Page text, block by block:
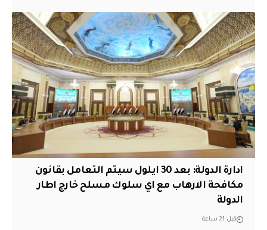
ادارة الدولة: بعد 30 ايلول سيتم التعامل بقانون
مكافحة الارهاب مع اي سلوك مسلح خارج اطار
الدولة
قبل 21 ساعة